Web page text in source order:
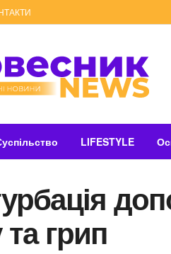
LIFESTYLE
грип